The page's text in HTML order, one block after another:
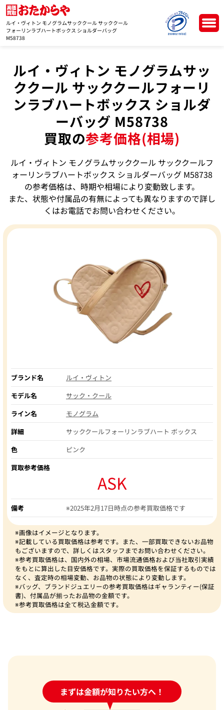
ルイ・ヴィトン モノグラムサッククール サッククール
フォーリンラブハートボックス ショルダーバッグ
M58738
ルイ・ヴィトン モノグラムサッ
ククール サッククールフォーリ
ンラブハートボックス ショルダ
ーバッグ M58738
買取の参考価格(相場)
ルイ・ヴィトン モノグラムサッククール サッククールフ
ォーリンラブハートボックス ショルダーバッグ M58738
の参考価格は、時期や相場により変動致します。
また、状態や付属品の有無によっても異なりますので詳し
くはお電話でお問い合わせください。
ブランド名
ルイ・ヴィトン
モデル名
サック・クール
ライン名
モノグラム
詳細
サッククールフォーリンラブハート ボックス
色
ピンク
買取参考価格
ASK
備考 ※2025年2月17日時点の参考買取価格です
※画像はイメージとなります。
※記載している買取価格は参考です。また、一部買取できないお品物
もございますので、詳しくはスタッフまでお問い合わせください。
※参考買取価格は、国内外の相場、市場流通価格および当社取引実績
をもとに算出した目安価格です。実際の買取価格を保証するものでは
なく、査定時の相場変動、お品物の状態により変動します。
※バッグ、ブランドジュエリーの参考買取価格はギャランティー(保証
書)、付属品が揃ったお品物の金額です。
※参考買取価格は全て税込金額です。
まずは金額が知りたい方へ！
24時間受付中!問い合わせフォーム